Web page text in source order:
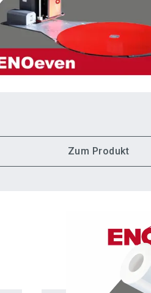
Zum Produkt